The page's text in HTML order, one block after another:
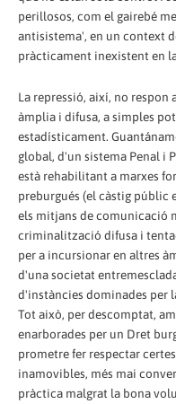
perillosos, com el gairebé
antisistema', en un context
pràcticament inexistent en
La repressió, així, no respon
àmplia i difusa, a simples
estadísticament.
global, d'un sistema Penal i
està rehabilitant a marxes
preburgués (el càstig públic
els mitjans de comunicació
criminalització difusa i
per a incursionar en altres
d'una societat
d'instàncies dominades per
Tot això, per descomptat,
enarborades per un Dret
prometre fer respectar
inamovibles, més mai
pràctica malgrat la bona